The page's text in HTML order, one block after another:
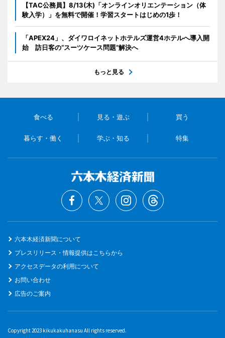
【TAC公務員】8/13(木)「オンラインオリエンテーション（体
験入学）」を無料で開催！学習スタートはじめの1歩！
「APEX24」、ダイワロイネットホテルズ運営4ホテルへ導入開
始 訪日客の“スーツケース問題”解決へ
もっと見る
食べる 見る・遊ぶ 買う
暮らす・働く 学ぶ・知る 特集
六本木経済新聞について
プレスリリース・情報提供はこちらから
アクセスデータの利用について
お問い合わせ
広告のご案内
Copyright 2023 kikukakuhanasu All rights reserved.